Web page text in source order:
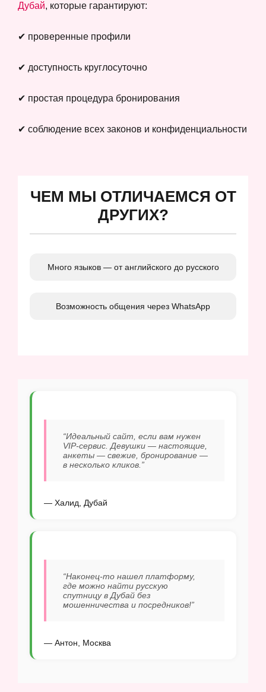
Дубай, которые гарантируют:
✔ проверенные профили
✔ доступность круглосуточно
✔ простая процедура бронирования
✔ соблюдение всех законов и конфиденциальности
ЧЕМ МЫ ОТЛИЧАЕМСЯ ОТ
ДРУГИХ?
Много языков — от английского до русского
Возможность общения через WhatsApp
“Идеальный сайт, если вам нужен
VIP-сервис. Девушки — настоящие,
анкеты — свежие, бронирование —
в несколько кликов.”
— Халид, Дубай
“Наконец-то нашел платформу,
где можно найти русскую
спутницу в Дубай без
мошенничества и посредников!”
— Антон, Москва